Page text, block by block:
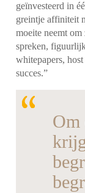
geïnvesteerd in
greintje affiniteit
moeite neemt
spreken,
whitepapers,
succes.”
Om